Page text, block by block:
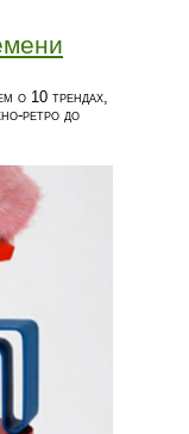
о 10 трендах,
ретро до